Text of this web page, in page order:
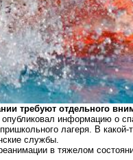
требуют отдельного
информацию о
лагеря. В
службы.
в тяжелом